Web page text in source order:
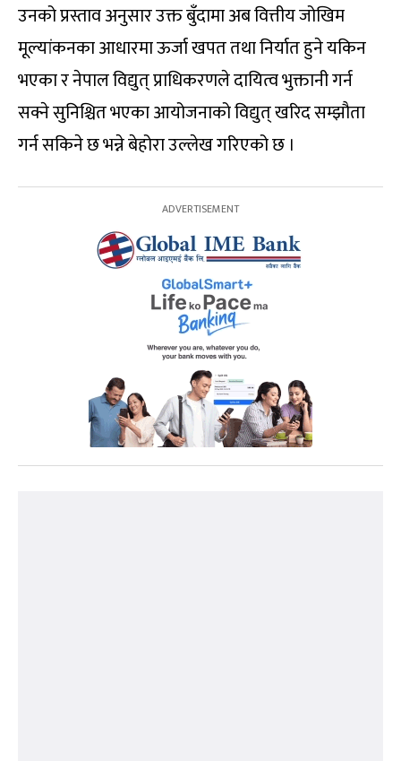
उनको प्रस्ताव अनुसार उक्त बुँदामा अब वित्तीय जोखिम
मूल्यांकनका आधारमा ऊर्जा खपत तथा निर्यात हुने यकिन
भएका र नेपाल विद्युत् प्राधिकरणले दायित्व भुक्तानी गर्न
सक्ने सुनिश्चित भएका आयोजनाको विद्युत् खरिद सम्झौता
गर्न सकिने छ भन्ने बेहोरा उल्लेख गरिएको छ ।